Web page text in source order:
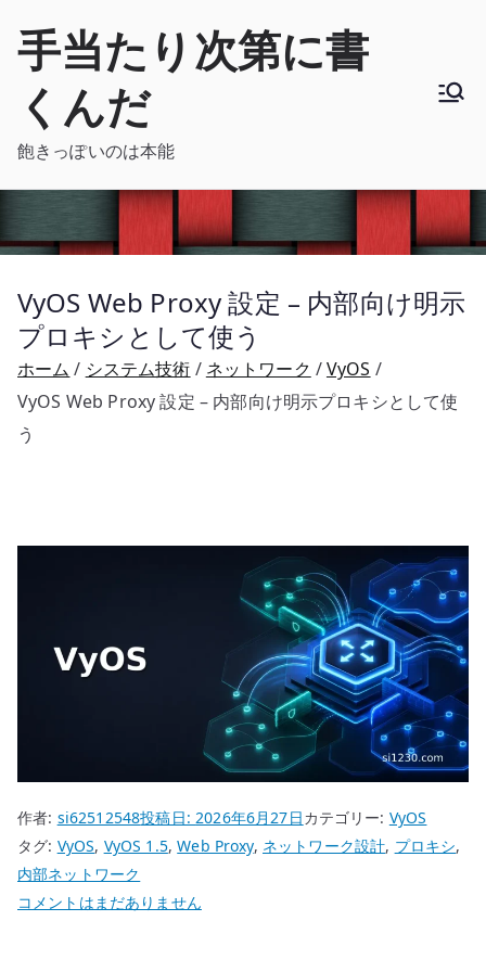
手当たり次第に書
くんだ
飽きっぽいのは本能
VyOS Web Proxy 設定 – 内部向け明示
プロキシとして使う
ホーム システム技術 ネットワーク
VyOS
VyOS Web Proxy 設定 – 内部向け明示プロキシとして使
う
作者: si62512548投稿日:2026年6月27日カテゴリー: VyOS
タグ: VyOS, VyOS 1.5,Web Proxy, ネットワーク設計, プロキシ,
内部ネットワーク
VyOS
コメントはまだありません